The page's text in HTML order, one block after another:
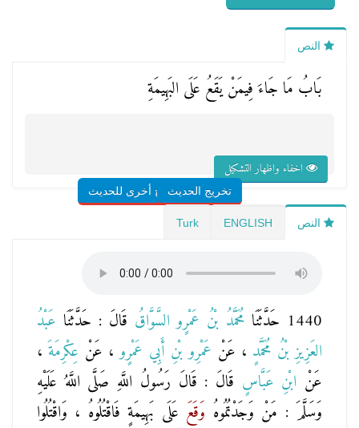
النص
بَابُ مَا جَاءَ فِيمَنْ يَقَعُ عَلَى البَهِيمَةِ
اخفاء واظهار التشكيل
تخريج الحديثشروح أخرى للحديث
النص ENGLISH
Turk
1440 حَدَّثَنَا مُحَمَّدُ بْنُ عَمْرٍو السَّوَّاقُ قَالَ : حَدَّثَنَا عَبْدُ
العَزِيزِ بْنُ مُحَمَّدٍ ، عَنْ عَمْرِو بْنِ أَبِي عَمْرٍو، عَنْ عِكْرِمَةَ ،
عَنْ ابْنِ عَبَّاسٍ قَالَ : قَالَ رَسُولُ اللَّهِ صَلَّى اللَّهُ عَلَيْهِ
وَسَلَّمَ : مَنْ وَجَدْتُمُوهُ وَقَعَ عَلَى بَهِيمَةٍ فَاقْتُلُوهُ ، وَاقْتُلُوا